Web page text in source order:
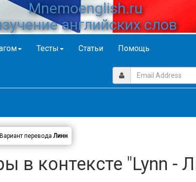
Mnemoenglish.ru
английских слов
Тесты Статьи Помощь
Вариант перевода Линн
в контексте "Lynn -